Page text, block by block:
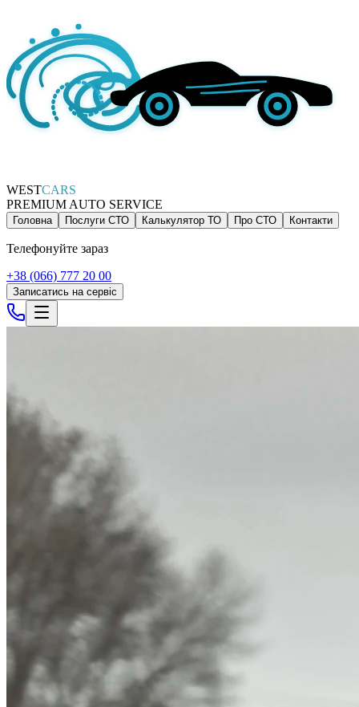
WESTCARS
PREMIUM AUTO SERVICE
Головна Послуги СТО Калькулятор ТО Про СТО Контакти
Телефонуйте зараз
+38 (066) 777 20 00
Записатись на сервіс